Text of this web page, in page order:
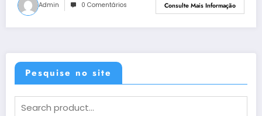
Admin 0 Comentários Consulte Mais Informação
Pesquise no site